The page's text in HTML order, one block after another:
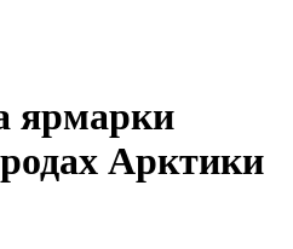
ярмарки
Арктики